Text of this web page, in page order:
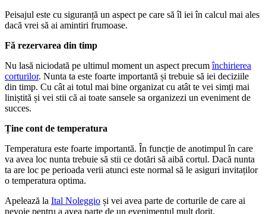
Peisajul este cu siguranță un aspect pe care să îl iei în calcul mai ales
dacă vrei să ai amintiri frumoase.
Fă rezervarea din timp
Nu lasă niciodată pe ultimul moment un aspect precumînchirierea
corturilor. Nunta ta este foarte importantă și trebuie să iei deciziile
din timp. Cu cât ai totul mai bine organizat cu atât te vei simți mai
liniștită și vei stii că ai toate sansele sa organizezi un eveniment de
succes.
Ține cont de temperatura
Temperatura este foarte importantă. În funcție de anotimpul în care
va avea loc nunta trebuie să stii ce dotări să aibă cortul. Dacă nunta
ta are loc pe perioada verii atunci este normal să le asiguri invitaților
o temperatura optima.
Apelează la Ital Noleggio și vei avea parte de corturile de care ai
nevoie pentru a avea parte de un evenimentul mult dorit.